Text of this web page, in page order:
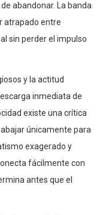
abandonar. La banda
atrapado entre
sin perder el impulso
y la actitud
inmediata de
existe una crítica
únicamente para
exagerado y
fácilmente con
antes que el